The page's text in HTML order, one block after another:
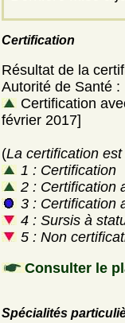
Certification
Résultat de la
Autorité de Santé :
Certification
février 2017]
(La certification
1 : Certification
2 : Certification
3 : Certification
4 : Sursis à
5 : Non
Consulter le
Spécialités